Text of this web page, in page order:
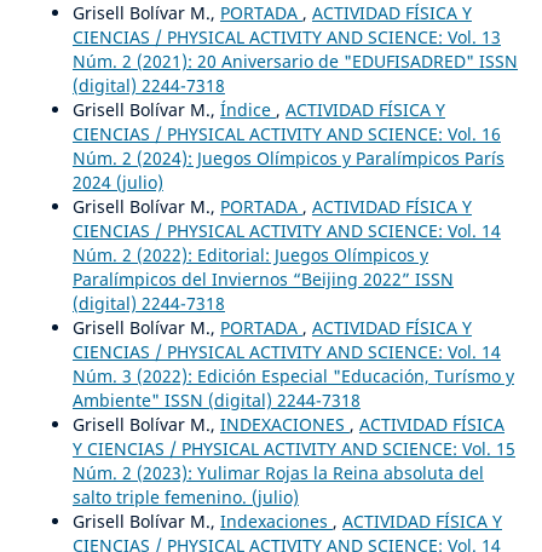
Grisell Bolívar M., PORTADA , ACTIVIDAD FÍSICA Y
CIENCIAS / PHYSICAL ACTIVITY AND SCIENCE: Vol. 13
Núm. 2 (2021): 20 Aniversario de "EDUFISADRED" ISSN
(digital) 2244-7318
Grisell Bolívar M., Índice , ACTIVIDAD FÍSICA Y
CIENCIAS / PHYSICAL ACTIVITY AND SCIENCE: Vol. 16
Núm. 2 (2024): Juegos Olímpicos y Paralímpicos París
2024 (julio)
Grisell Bolívar M., PORTADA , ACTIVIDAD FÍSICA Y
CIENCIAS / PHYSICAL ACTIVITY AND SCIENCE: Vol. 14
Núm. 2 (2022): Editorial: Juegos Olímpicos y
Paralímpicos del Inviernos “Beijing 2022” ISSN
(digital) 2244-7318
Grisell Bolívar M., PORTADA , ACTIVIDAD FÍSICA Y
CIENCIAS / PHYSICAL ACTIVITY AND SCIENCE: Vol. 14
Núm. 3 (2022): Edición Especial "Educación, Turísmo y
Ambiente" ISSN (digital) 2244-7318
Grisell Bolívar M., INDEXACIONES , ACTIVIDAD FÍSICA
Y CIENCIAS / PHYSICAL ACTIVITY AND SCIENCE: Vol. 15
Núm. 2 (2023): Yulimar Rojas la Reina absoluta del
salto triple femenino. (julio)
Grisell Bolívar M., Indexaciones , ACTIVIDAD FÍSICA Y
CIENCIAS / PHYSICAL ACTIVITY AND SCIENCE: Vol. 14